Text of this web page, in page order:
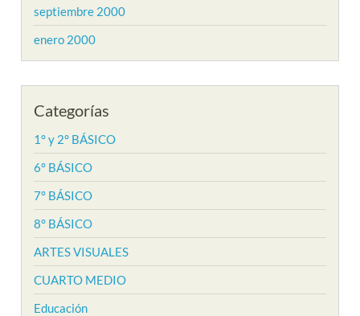
septiembre 2000
enero 2000
Categorías
1° y 2° BÁSICO
6° BÁSICO
7° BÁSICO
8° BÁSICO
ARTES VISUALES
CUARTO MEDIO
Educación